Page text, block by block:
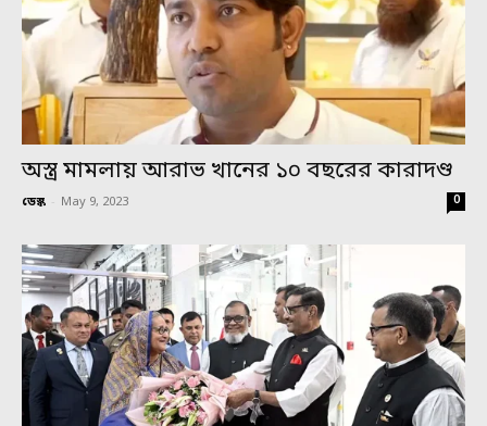
অস্ত্র মামলায় আরাভ খানের ১০ বছরের কারাদণ্ড
ডেস্ক - May 9, 2023 0